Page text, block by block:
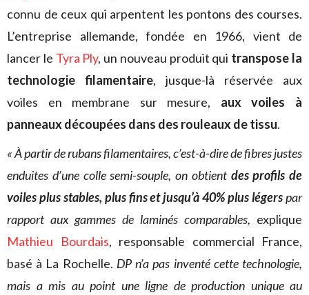
connu de ceux qui arpentent les pontons des courses.
L’entreprise allemande, fondée en 1966, vient de
lancer le Tyra Ply, un nouveau produit qui transpose la
technologie filamentaire, jusque-là réservée aux
voiles en membrane sur mesure, aux voiles à
panneaux découpées dans des rouleaux de tissu.
« À partir de rubans filamentaires, c’est-à-dire de fibres justes
enduites d’une colle semi-souple, on obtientdes profils de
voiles plus stables, plus fins et jusqu’à 40% plus légerspar
rapport aux gammes de laminés comparables, explique
Mathieu Bourdais, responsable commercial France,
basé à La Rochelle. DP n’a pas inventé cette technologie,
mais a mis au point une ligne de production unique au